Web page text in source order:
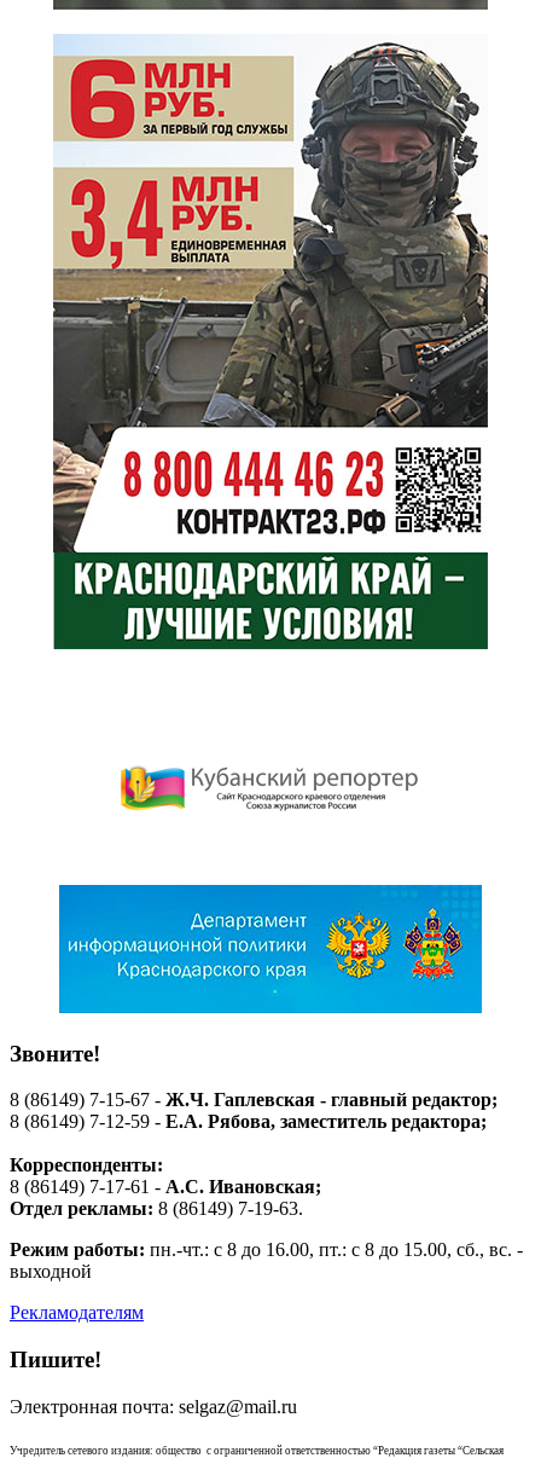
Звоните!
8 (86149) 7-15-67 - Ж.Ч. Гаплевская - главный редактор;
8 (86149) 7-12-59 - Е.А. Рябова, заместитель редактора;
Корреспонденты:
8 (86149) 7-17-61 - А.С. Ивановская;
Отдел рекламы: 8 (86149) 7-19-63.
Режим работы: пн.-чт.: с 8 до 16.00, пт.: с 8 до 15.00, сб., вс. -
выходной
Рекламодателям
Пишите!
Электронная почта: selgaz@mail.ru
Учредитель сетевого издания: общество с ограниченной ответственностью “Редакция газеты “Сельская